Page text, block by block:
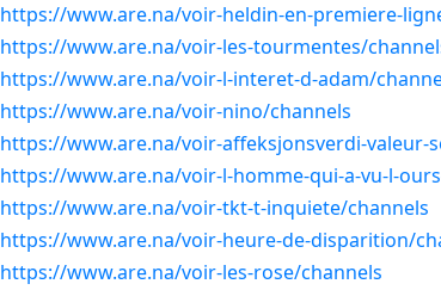
https://www.are.na/voir-heldin-en-premiere-
https://www.are.na/voir-les-tourmentes/
https://www.are.na/voir-l-interet-d-adam/
https://www.are.na/voir-nino/channels
https://www.are.na/voir-affeksjonsverdi-valeur-
https://www.are.na/voir-l-homme-qui-a-vu-l-
https://www.are.na/voir-tkt-t-inquiete/channels
https://www.are.na/voir-heure-de-disparition/
https://www.are.na/voir-les-rose/channels